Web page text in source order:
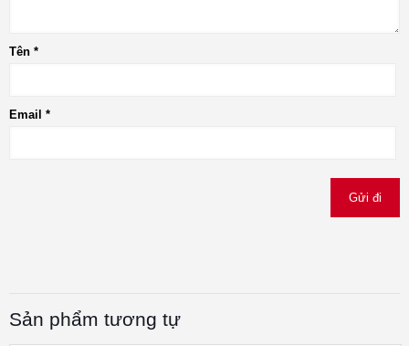
Tên *
Email *
Sản phẩm tương tự